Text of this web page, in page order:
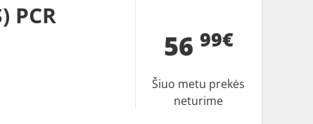
PCR
56 99€
Šiuo metu prekės
neturime